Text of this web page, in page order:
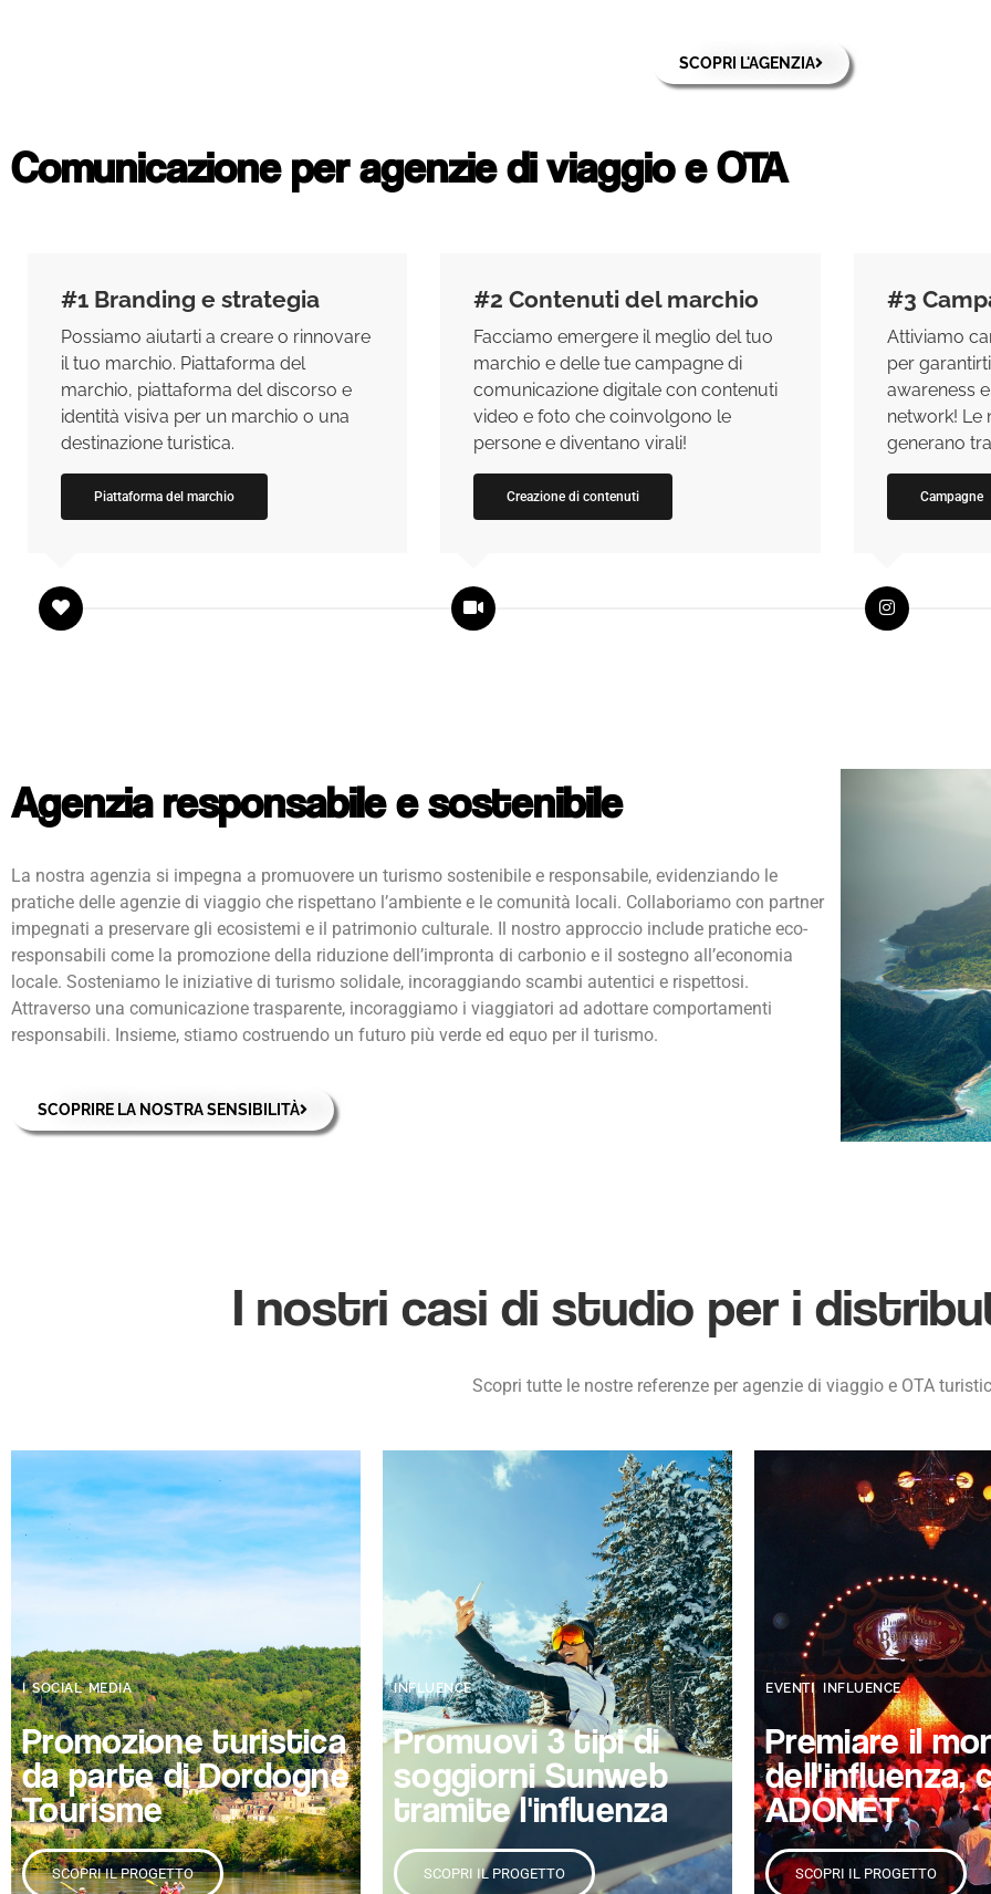
SCOPRI L'AGENZIA
Comunicazione per agenzie di viaggio e OTA
#1 Branding e strategia
Possiamo aiutarti a creare o rinnovare
il tuo marchio. Piattaforma del
marchio, piattaforma del discorso e
identità visiva per un marchio o una
destinazione turistica.
Piattaforma del marchio
#2 Contenuti del marchio
Facciamo emergere il meglio del tuo
marchio e delle tue campagne di
comunicazione digitale con contenuti
video e foto che coinvolgono le
persone e diventano virali!
Creazione di contenuti
#3
Attiviamo
per
awareness
network! Le
generano
Campagne
Agenzia responsabile e sostenibile
La nostra agenzia si impegna a promuovere un turismo sostenibile e responsabile, evidenziando le
pratiche delle agenzie di viaggio che rispettano l’ambiente e le comunità locali. Collaboriamo con partner
impegnati a preservare gli ecosistemi e il patrimonio culturale. Il nostro approccio include pratiche eco-
responsabili come la promozione della riduzione dell’impronta di carbonio e il sostegno all’economia
locale. Sosteniamo le iniziative di turismo solidale, incoraggiando scambi autentici e rispettosi.
Attraverso una comunicazione trasparente, incoraggiamo i viaggiatori ad adottare comportamenti
responsabili. Insieme, stiamo costruendo un futuro più verde ed equo per il turismo.
SCOPRIRE LA NOSTRA SENSIBILITÀ
I nostri casi di studio per i
Scopri tutte le nostre referenze per agenzie di viaggio e OTA
I SOCIAL MEDIA
Promozione turistica
da parte di Dordogne
Tourisme
SCOPRI IL PROGETTO
INFLUENCE
Promuovi 3 tipi di
soggiorni Sunweb
tramite l'influenza
SCOPRI IL PROGETTO
EVENTI, INFLUENCE
Premiare il
dell'influenza,
ADONET
SCOPRI IL PROGETTO